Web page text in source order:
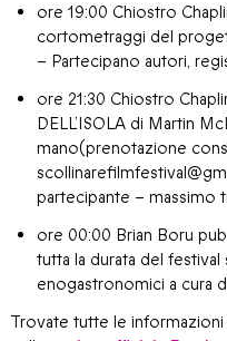
ore 19:00 Chiostro
cortometraggi del
– Partecipano autori,
ore 21:30 Chiostro
DELL’ISOLA di Martin
mano(prenotazione
partecipante – massimo
ore 00:00 Brian Boru
tutta la durata del
enogastronomici a cura
Trovate tutte le